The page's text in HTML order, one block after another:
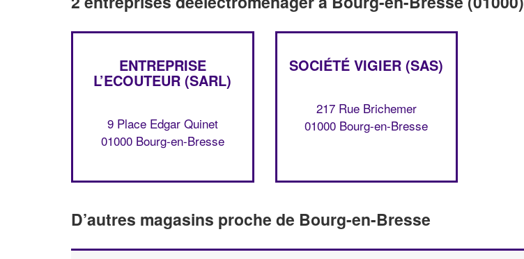
ENTREPRISE
L’ECOUTEUR (SARL)
9 Place Edgar Quinet
01000 Bourg-en-Bresse
SOCIÉTÉ VIGIER (SAS)
217 Rue Brichemer
01000 Bourg-en-Bresse
D’autres magasins proche de Bourg-en-Bresse